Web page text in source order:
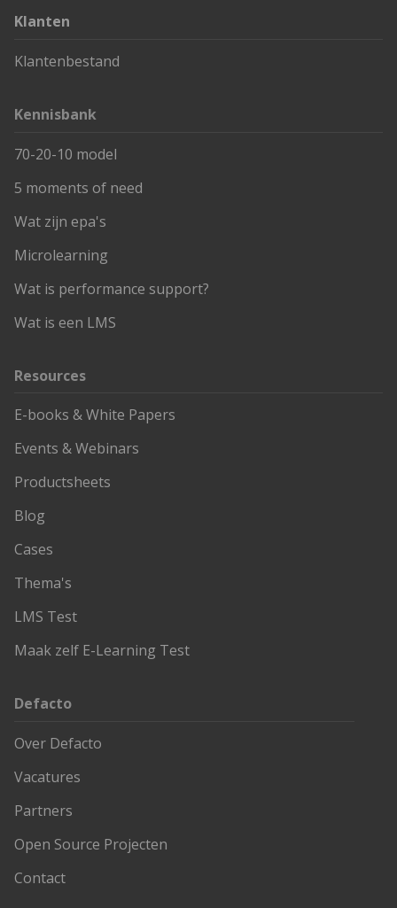
Klanten
Klantenbestand
Kennisbank
70-20-10 model
5 moments of need
Wat zijn epa's
Microlearning
Wat is performance support?
Wat is een LMS
Resources
E-books & White Papers
Events & Webinars
Productsheets
Blog
Cases
Thema's
LMS Test
Maak zelf E-Learning Test
Defacto
Over Defacto
Vacatures
Partners
Open Source Projecten
Contact